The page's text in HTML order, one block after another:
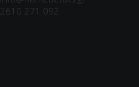
2610 271 092